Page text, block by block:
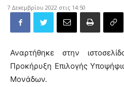
7 Δεκεμβρίου 2022 στις 14:50
Αναρτήθηκε στην
Προκήρυξη Επιλογής
Μονάδων.